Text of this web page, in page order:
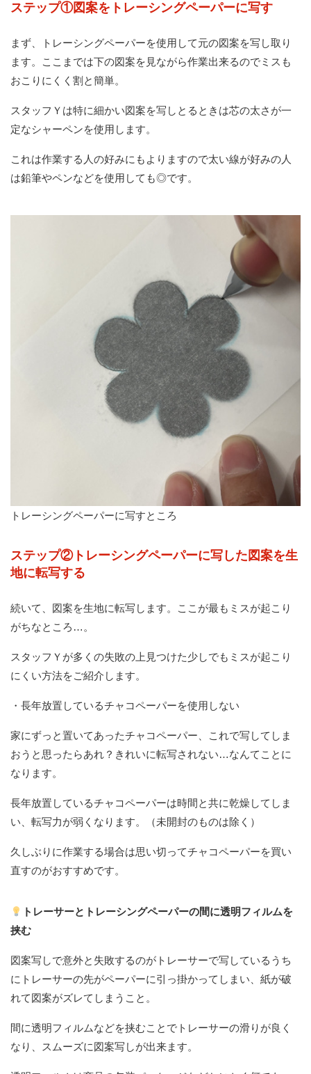
ステップ①図案をトレーシングペーパーに写す
まず、トレーシングペーパーを使用して元の図案を写し取り
ます。ここまでは下の図案を見ながら作業出来るのでミスも
おこりにくく割と簡単。
スタッフＹは特に細かい図案を写しとるときは芯の太さが一
定なシャーペンを使用します。
これは作業する人の好みにもよりますので太い線が好みの人
は鉛筆やペンなどを使用しても◎です。
トレーシングペーパーに写すところ
ステップ②トレーシングペーパーに写した図案を生
地に転写する
続いて、図案を生地に転写します。ここが最もミスが起こり
がちなところ…。
スタッフＹが多くの失敗の上見つけた少しでもミスが起こり
にくい方法をご紹介します。
・長年放置しているチャコペーパーを使用しない
家にずっと置いてあったチャコペーパー、これで写してしま
おうと思ったらあれ？きれいに転写されない…なんてことに
なります。
長年放置しているチャコペーパーは時間と共に乾燥してしま
い、転写力が弱くなります。（未開封のものは除く）
久しぶりに作業する場合は思い切ってチャコペーパーを買い
直すのがおすすめです。
トレーサーとトレーシングペーパーの間に透明フィルムを
挟む
図案写しで意外と失敗するのがトレーサーで写しているうち
にトレーサーの先がペーパーに引っ掛かってしまい、紙が破
れて図案がズレてしまうこと。
間に透明フィルムなどを挟むことでトレーサーの滑りが良く
なり、スムーズに図案写しが出来ます。